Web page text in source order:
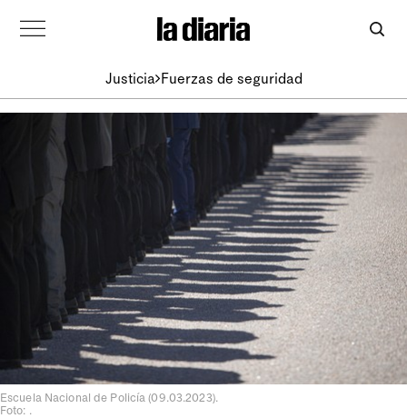
Justicia Fuerzas de seguridad
Escuela Nacional de Policía (09.03.2023).
Foto: .